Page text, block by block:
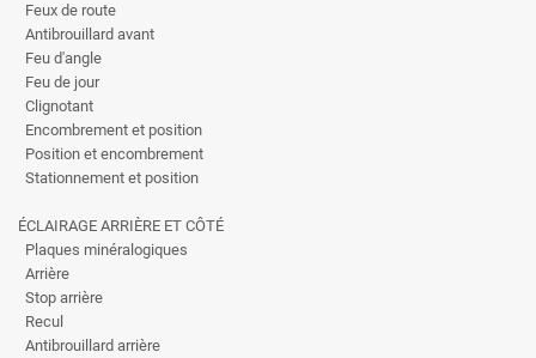
Feux de route
Antibrouillard avant
Feu d'angle
Feu de jour
Clignotant
Encombrement et position
Position et encombrement
Stationnement et position
ÉCLAIRAGE ARRIÈRE ET CÔTÉ
Plaques minéralogiques
Arrière
Stop arrière
Recul
Antibrouillard arrière